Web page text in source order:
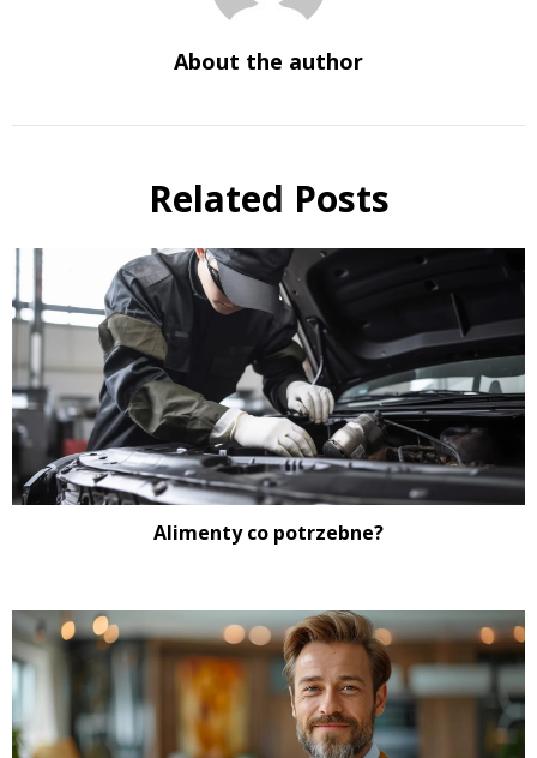
About the author
Related Posts
Alimenty co potrzebne?